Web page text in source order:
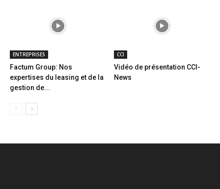
ENTREPRISES
Factum Group: Nos
expertises du leasing et de la
gestion de...
CCI
Vidéo de présentation CCI-
News